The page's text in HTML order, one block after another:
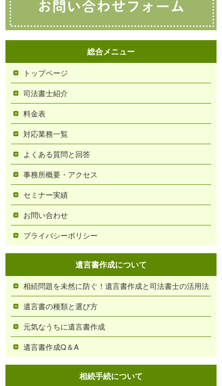
総合メニュー
トップページ
司法書士紹介
料金表
対応業務一覧
よくある質問と回答
事務所概要・アクセス
セミナー実績
お問い合わせ
プライバシーポリシー
遺言書作成について
相続問題を未然に防ぐ！遺言書作成と司法書士の活用法
遺言書の種類と選び方
元気なうちに遺言書作成
遺言書作成Q＆A
相続手続について